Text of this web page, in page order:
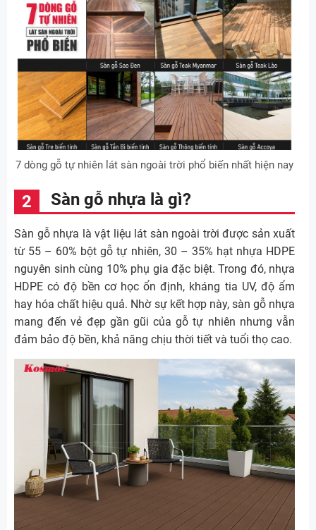
7 dòng gỗ tự nhiên lát sàn ngoài trời phổ biến nhất hiện nay
Sàn gỗ nhựa là gì?
Sàn gỗ nhựa là vật liệu lát sàn ngoài trời được sản xuất
từ 55 – 60% bột gỗ tự nhiên, 30 – 35% hạt nhựa HDPE
nguyên sinh cùng 10% phụ gia đặc biệt. Trong đó, nhựa
HDPE có độ bền cơ học ổn định, kháng tia UV, độ ẩm
hay hóa chất hiệu quả. Nhờ sự kết hợp này, sàn gỗ nhựa
mang đến vẻ đẹp gần gũi của gỗ tự nhiên nhưng vẫn
đảm bảo độ bền, khả năng chịu thời tiết và tuổi thọ cao.